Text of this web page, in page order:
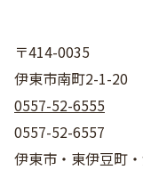
〒414-0035
伊東市南町2-1-20
0557-52-6555
0557-52-6557
伊東市・東伊豆町